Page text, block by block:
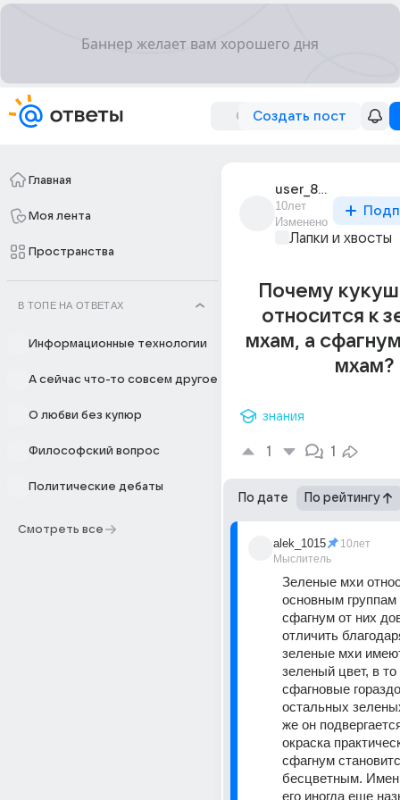
Создать пост
Главная
Моя лента
Пространства
В ТОПЕ НА ОТВЕТАХ
Информационные технологии
А сейчас что-то совсем другое
О любви без купюр
Философский вопрос
Политические дебаты
Смотреть все
user_82023226
10лет
Изменено
Лапки и хвосты
Почему
относится к
мхам, а
мхам?
знания
1 1
По дате По рейтингу
alek_1015
Мыслитель
10лет
Зеленые мхи
основным
сфагнум от них
отличить
зеленые мхи
зеленый цвет, в
сфагновые
остальных
же он
окраска
сфагнум
бесцветным.
его иногда еще